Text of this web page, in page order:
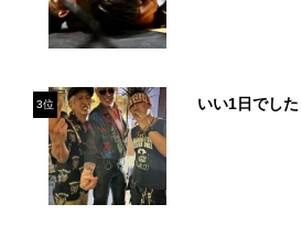
3位 いい1日でした